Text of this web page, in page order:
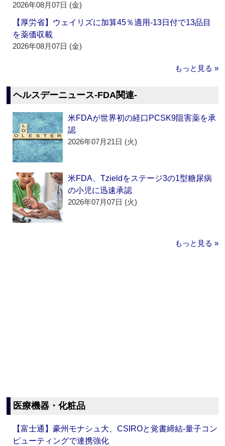
2026年08月07日 (金)
【厚労省】ウェイリズに加算45％適用‐13日付で13品目
を薬価収載
2026年08月07日 (金)
もっと見る »
ヘルスデーニュース‐FDA関連‐
米FDAが世界初の経口PCSK9阻害薬を承
認
2026年07月21日 (火)
米FDA、Tzieldをステージ3の1型糖尿病
の小児に迅速承認
2026年07月07日 (火)
もっと見る »
医療機器・化粧品
【富士通】豪州モナシュ大、CSIROと覚書締結‐量子コン
ピューティングで連携強化